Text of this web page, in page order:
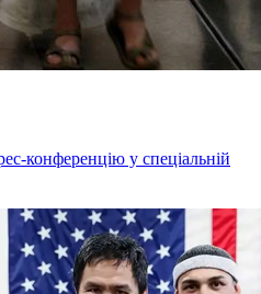
конференцію у спеціальній